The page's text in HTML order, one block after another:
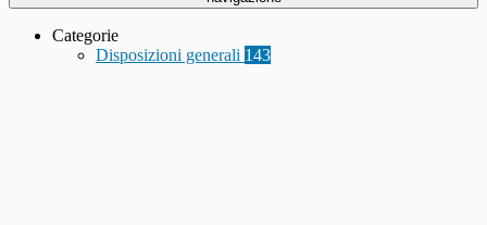
Categorie
Disposizioni generali 143